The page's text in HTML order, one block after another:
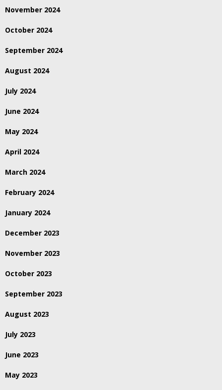
November 2024
October 2024
September 2024
August 2024
July 2024
June 2024
May 2024
April 2024
March 2024
February 2024
January 2024
December 2023
November 2023
October 2023
September 2023
August 2023
July 2023
June 2023
May 2023